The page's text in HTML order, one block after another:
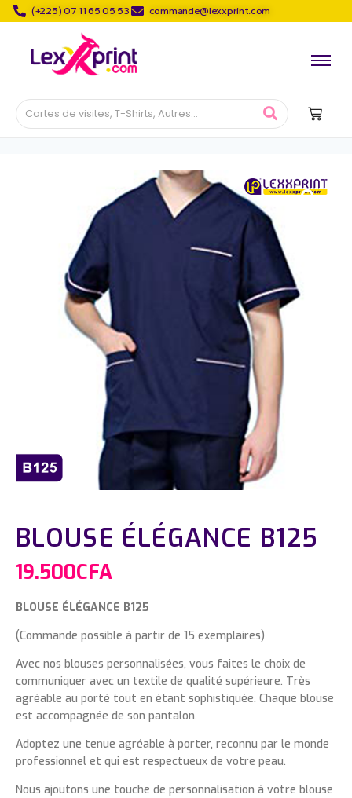
(+225) 07 11 65 05 53 commande@lexxprint.com
BLOUSE ÉLÉGANCE B125
19.500CFA
BLOUSE ÉLÉGANCE B125
(Commande possible à partir de 15 exemplaires)
Avec nos blouses personnalisées, vous faites le choix de
communiquer avec un textile de qualité supérieure. Très
agréable au porté tout en étant sophistiquée. Chaque blouse
est accompagnée de son pantalon.
Adoptez une tenue agréable à porter, reconnu par le monde
professionnel et qui est respectueux de votre peau.
Nous ajoutons une touche de personnalisation à votre blouse